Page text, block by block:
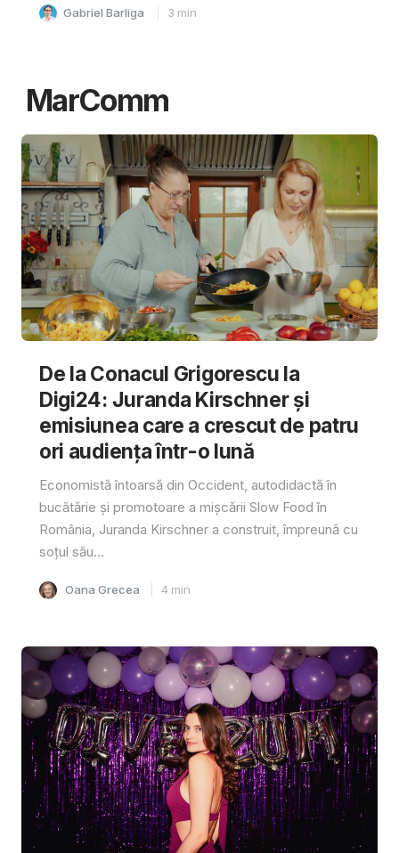
Gabriel Barliga 3 min
MarComm
De la Conacul Grigorescu la
Digi24: Juranda Kirschner și
emisiunea care a crescut de patru
ori audiența într-o lună
Economistă întoarsă din Occident, autodidactă în
bucătărie și promotoare a mișcării Slow Food în
România, Juranda Kirschner a construit, împreună cu
soțul său...
Oana Grecea 4 min